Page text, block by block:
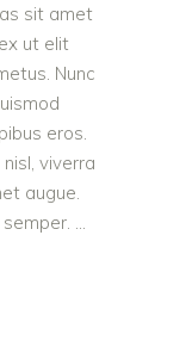
sit amet
ut elit
Nunc
eros.
viverra
augue.